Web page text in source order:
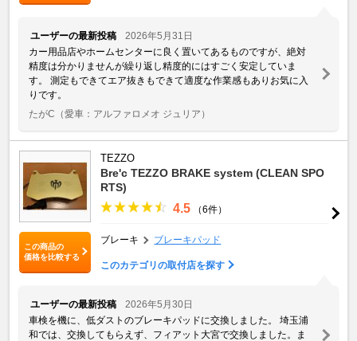
ユーザーの最新投稿
2026年5月31日
カー用品店やホームセンターに良く置いてあるものですが、絶対
精度は分かりませんが繰り返し精度的にはすごく安定していま
す。 測定もできてエア抜きもできて適度な作業感もありお気に入
りです。
たがC （愛車：アルファロメオ ジュリア）
この商品の
価格を比較する
TEZZO
Bre'c TEZZO BRAKE system (CLEAN SPO
RTS)
4.5 （6件）
ブレーキ ブレーキパッド
このカテゴリの取付店を探す
ユーザーの最新投稿
2026年5月30日
車検を機に、低ダストのブレーキパッドに交換しました。 埼玉浦
和では、交換してもらえず、フィアット大宮で交換しました。ま